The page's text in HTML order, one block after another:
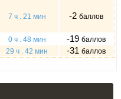
7 ч . 21 мин -2баллов
0 ч . 48 мин -19баллов
29 ч . 42 мин -31баллов